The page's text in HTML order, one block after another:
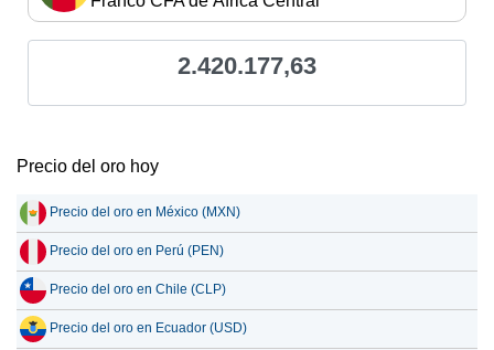
2.420.177,63
Precio del oro hoy
Precio del oro en México (MXN)
Precio del oro en Perú (PEN)
Precio del oro en Chile (CLP)
Precio del oro en Ecuador (USD)